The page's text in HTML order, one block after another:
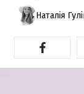
Наталія